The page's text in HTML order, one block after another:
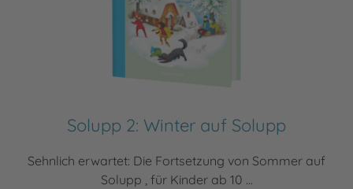
Solupp 2: Winter auf Solupp
Sehnlich erwartet: Die Fortsetzung von Sommer auf
Solupp , für Kinder ab 10 ...